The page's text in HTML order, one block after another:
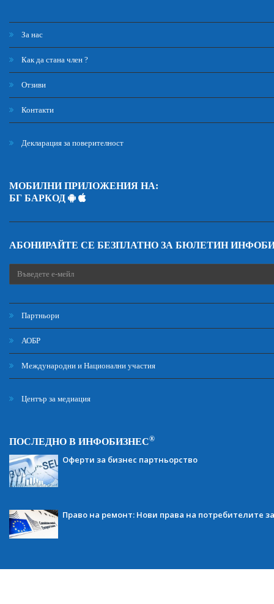
За нас
Как да стана член ?
Отзиви
Контакти
Декларация за поверителност
МОБИЛНИ ПРИЛОЖЕНИЯ НА:
БГ БАРКОД
АБОНИРАЙТЕ СЕ БЕЗПЛАТНО ЗА БЮЛЕТИН
Партньори
АОБР
Международни и Национални участия
Център за медиация
ПОСЛЕДНО В ИНФОБИЗНЕС®
Оферти за бизнес партньорство
Право на ремонт: Нови права на потребителите